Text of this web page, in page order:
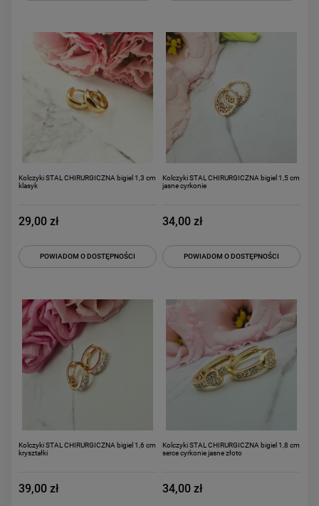
Kolczyki STAL CHIRURGICZNA bigiel 1,3 cm
klasyk
29,00 zł
POWIADOM O DOSTĘPNOŚCI
Kolczyki STAL CHIRURGICZNA bigiel 1,5 cm
jasne cyrkonie
34,00 zł
POWIADOM O DOSTĘPNOŚCI
Kolczyki STAL CHIRURGICZNA bigiel 1,6 cm
kryształki
39,00 zł
Kolczyki STAL CHIRURGICZNA bigiel 1,8 cm
serce cyrkonie jasne złoto
34,00 zł